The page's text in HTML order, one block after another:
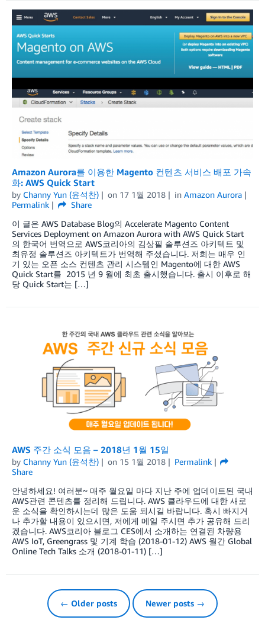
Amazon Aurora를 이용한 Magento 컨텐츠 서비스 배포 가속
화: AWS Quick Start
by Channy Yun (윤석찬) on 17 1월 2018 in Amazon Aurora
Permalink
Share
이 글은 AWS Database Blog의 Accelerate Magento Content
Services Deployment on Amazon Aurora with AWS Quick Start
의 한국어 번역으로 AWS코리아의 김상필 솔루션즈 아키텍트 및
최유정 솔루션즈 아키텍트가 번역해 주셨습니다. 저희는 매우 인
기 있는 오픈 소스 컨텐츠 관리 시스템인 Magento에 대한 AWS
Quick Start를 2015 년 9 월에 최초 출시했습니다. 출시 이후로 해
당 Quick Start는 […]
AWS 주간 소식 모음 – 2018년 1월 15일
by Channy Yun (윤석찬) on 15 1월 2018
Permalink
Share
안녕하세요! 여러분~ 매주 월요일 마다 지난 주에 업데이트된 국내
AWS관련 콘텐츠를 정리해 드립니다. AWS 클라우드에 대한 새로
운 소식을 확인하시는데 많은 도움 되시길 바랍니다. 혹시 빠지거
나 추가할 내용이 있으시면, 저에게 메일 주시면 추가 공유해 드리
겠습니다. AWS코리아 블로그 CES에서 소개하는 연결된 차량용
AWS IoT, Greengrass 및 기계 학습 (2018-01-12) AWS 월간 Global
Online Tech Talks 소개 (2018-01-11) […]
← Older posts Newer posts →